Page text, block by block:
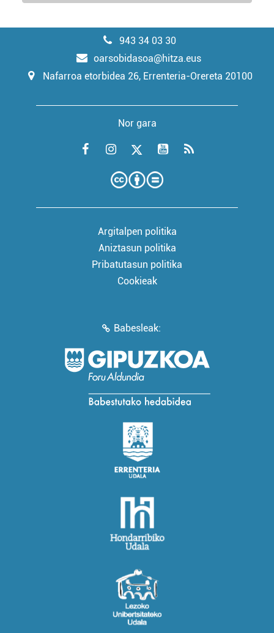
943 34 03 30
oarsobidasoa@hitza.eus
Nafarroa etorbidea 26, Errenteria-Orereta 20100
Nor gara
Argitalpen politika
Aniztasun politika
Pribatutasun politika
Cookieak
Babesleak: